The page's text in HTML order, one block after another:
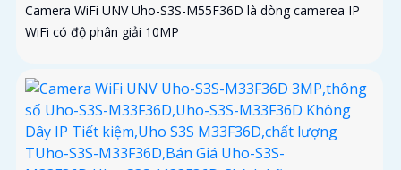
Camera WiFi UNV Uho-S3S-M55F36D là dòng camerea IP
WiFi có độ phân giải 10MP